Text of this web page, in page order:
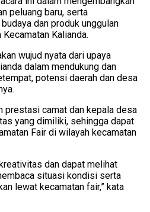
peluang baru, serta
dan produk unggulan
Kalianda.
wujud nyata dari upaya
dalam mendukung dan
potensi daerah dan desa
prestasi camat dan kepala desa
yang dimiliki, sehingga dapat
Fair di wilayah kecamatan
dan dapat melihat
situasi kondisi serta
lewat kecamatan fair,” kata